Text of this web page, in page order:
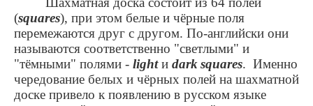
(squares), при этом белые и чёрные поля
перемежаются друг с другом. По-английски они
называются соответственно "светлыми" и
"тёмными" полями - lightи darksquares. Именно
чередование белых и чёрных полей на шахматной
доске привело к появлению в русском языке